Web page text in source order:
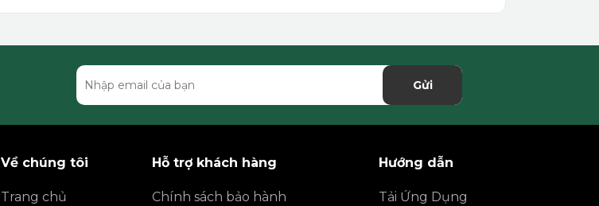
Gửi
Về chúng tôi
Trang chủ
Hỗ trợ khách hàng
Chính sách bảo hành
Hướng dẫn
Tải Ứng Dụng